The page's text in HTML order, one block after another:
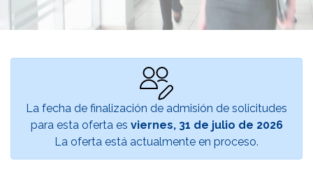
La fecha de finalización de admisión de solicitudes
para esta oferta es viernes, 31 de julio de 2026
La oferta está actualmente en proceso.